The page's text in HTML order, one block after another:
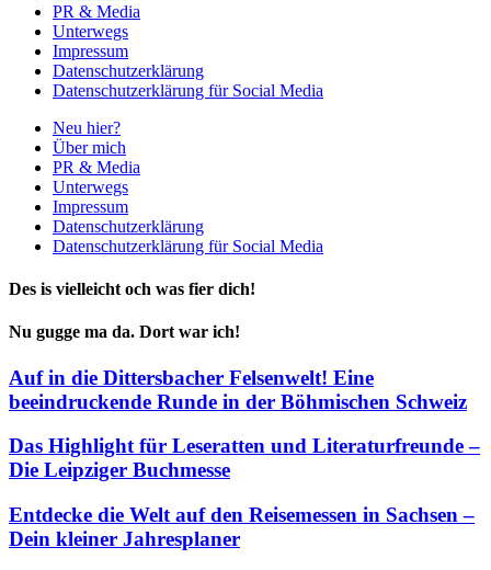
PR & Media
Unterwegs
Impressum
Datenschutzerklärung
Datenschutzerklärung für Social Media
Neu hier?
Über mich
PR & Media
Unterwegs
Impressum
Datenschutzerklärung
Datenschutzerklärung für Social Media
Des is vielleicht och was fier dich!
Nu gugge ma da. Dort war ich!
Auf in die Dittersbacher Felsenwelt! Eine
beeindruckende Runde in der Böhmischen Schweiz
Das Highlight für Leseratten und Literaturfreunde –
Die Leipziger Buchmesse
Entdecke die Welt auf den Reisemessen in Sachsen –
Dein kleiner Jahresplaner